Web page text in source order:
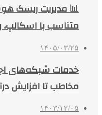
📊 مدیریت ریسک
متناسب با
۱۴۰۵/۰۳/۲۵
مخاطب تا افزایش
۱۴۰۳/۱۲/۰۵